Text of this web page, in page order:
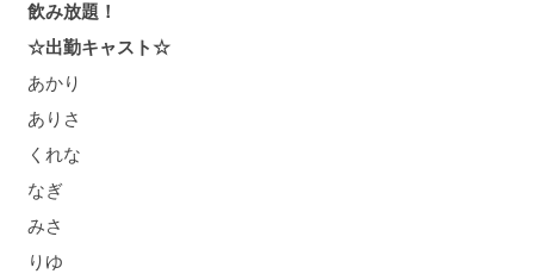
飲み放題！
☆出勤キャスト☆
あかり
ありさ
くれな
なぎ
みさ
りゆ